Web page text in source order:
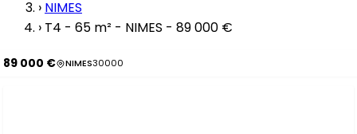
› NIMES
› T4 - 65 m² - NIMES - 89 000 €
89 000 € NIMES30000